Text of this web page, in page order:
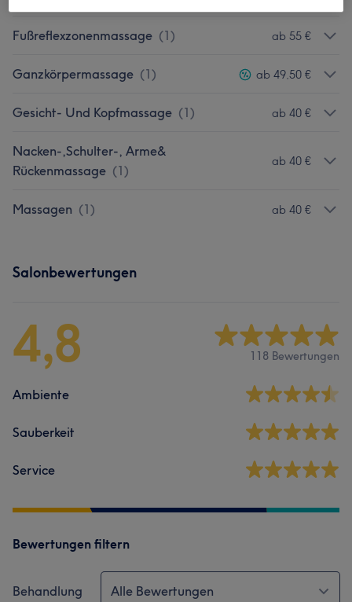
Fußreflexzonenmassage (1) ab 55 €
Ganzkörpermassage (1) ab 49,50 €
Gesicht- Und Kopfmassage (1) ab 40 €
Nacken-,Schulter-, Arme&
Rückenmassage (1)
ab 40 €
Massagen (1) ab 40 €
Salonbewertungen
4,8 118 Bewertungen
Ambiente
Sauberkeit
Service
Bewertungen filtern
Behandlung Alle Bewertungen